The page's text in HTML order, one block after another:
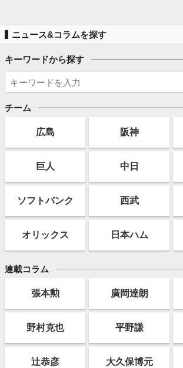
ニュース&コラムを探す
キーワードから探す
チーム
広島 阪神
巨人 中日
ソフトバンク 西武
オリックス 日本ハム
連載コラム
張本勲 廣岡達朗
野村克也 平野謙
辻恭彦 大久保博元